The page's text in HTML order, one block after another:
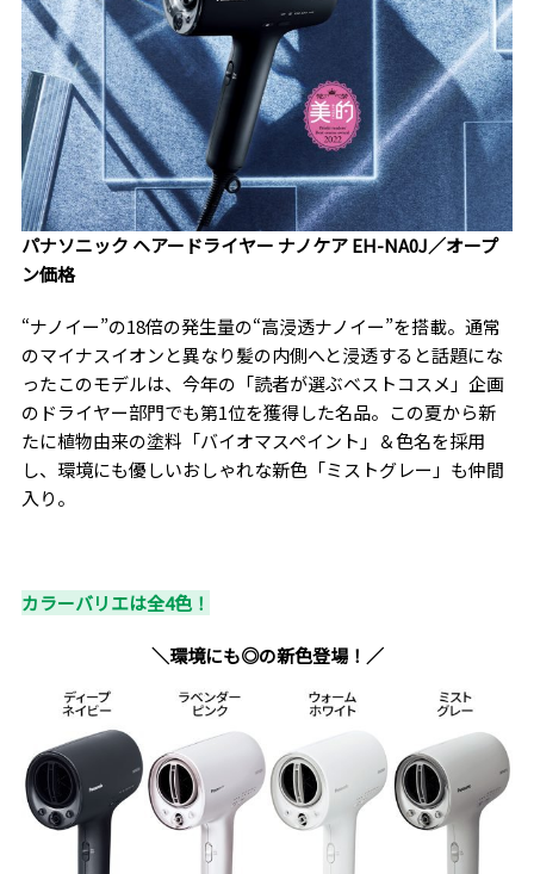
パナソニック ヘアードライヤー ナノケア EH-NA0J／オープ
ン価格
“ナノイー”の18倍の発生量の“高浸透ナノイー”を搭載。通常
のマイナスイオンと異なり髪の内側へと浸透すると話題にな
ったこのモデルは、今年の「読者が選ぶベストコスメ」企画
のドライヤー部門でも第1位を獲得した名品。この夏から新
たに植物由来の塗料「バイオマスペイント」＆色名を採用
し、環境にも優しいおしゃれな新色「ミストグレー」も仲間
入り。
カラーバリエは全4色！
＼環境にも◎の新色登場！／